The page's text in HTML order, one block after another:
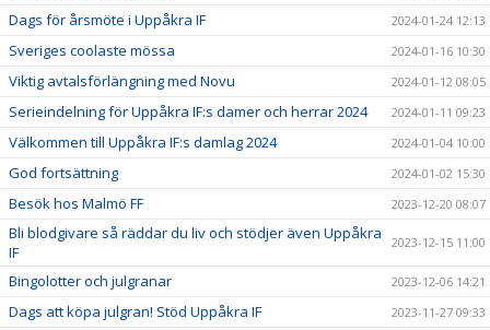
Dags för årsmöte i Uppåkra IF 2024-01-24 12:13
Sveriges coolaste mössa 2024-01-16 10:30
Viktig avtalsförlängning med Novu 2024-01-12 08:05
Serieindelning för Uppåkra IF:s damer och herrar 2024 2024-01-11 09:23
Välkommen till Uppåkra IF:s damlag 2024 2024-01-04 10:00
God fortsättning 2024-01-02 15:30
Besök hos Malmö FF 2023-12-20 08:07
Bli blodgivare så räddar du liv och stödjer även Uppåkra
IF
2023-12-15 11:00
Bingolotter och julgranar 2023-12-06 14:21
Dags att köpa julgran! Stöd Uppåkra IF 2023-11-27 09:33